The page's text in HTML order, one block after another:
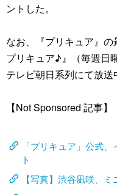
ントした。
なお、『プリキュア』
プリキュア♪』（毎週日
テレビ朝日系列にて放送
【Not Sponsored 記事】
「プリキュア」公式
ト
【写真】渋谷凪咲、